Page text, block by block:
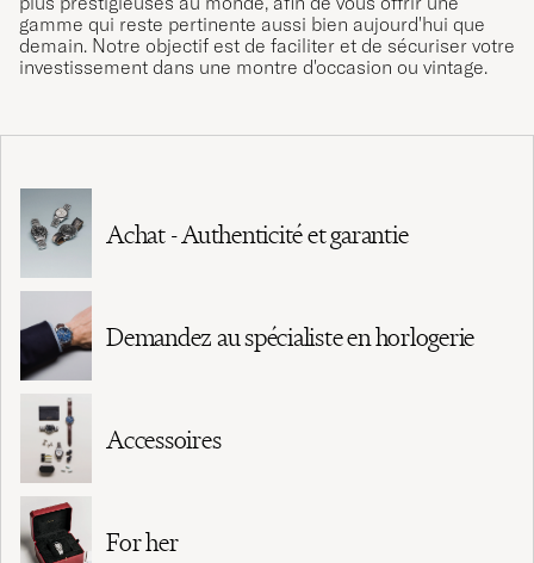
gamme qui reste pertinente aussi bien aujourd'hui que
demain. Notre objectif est de faciliter et de sécuriser votre
investissement dans une montre d'occasion ou vintage.
Achat - Authenticité et garantie
Demandez au spécialiste en horlogerie
Accessoires
For her